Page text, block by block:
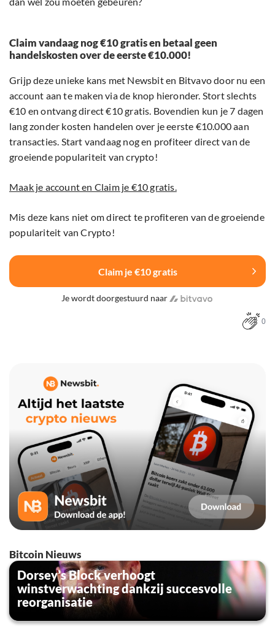
Claim vandaag nog €10 gratis en betaal geen
handelskosten over de eerste €10.000!
Grijp deze unieke kans met Newsbit en Bitvavo door nu een
account aan te maken via de knop hieronder. Stort slechts
€10 en ontvang direct €10 gratis. Bovendien kun je 7 dagen
lang zonder kosten handelen over je eerste €10.000 aan
transacties. Start vandaag nog en profiteer direct van de
groeiende populariteit van crypto!
Maak je account en Claim je €10 gratis.
Mis deze kans niet om direct te profiteren van de groeiende
populariteit van Crypto!
Claim je €10 gratis
Je wordt doorgestuurd naar
0
Bitcoin Nieuws
Dorsey’s Block verhoogt
winstverwachting dankzij succesvolle
reorganisatie